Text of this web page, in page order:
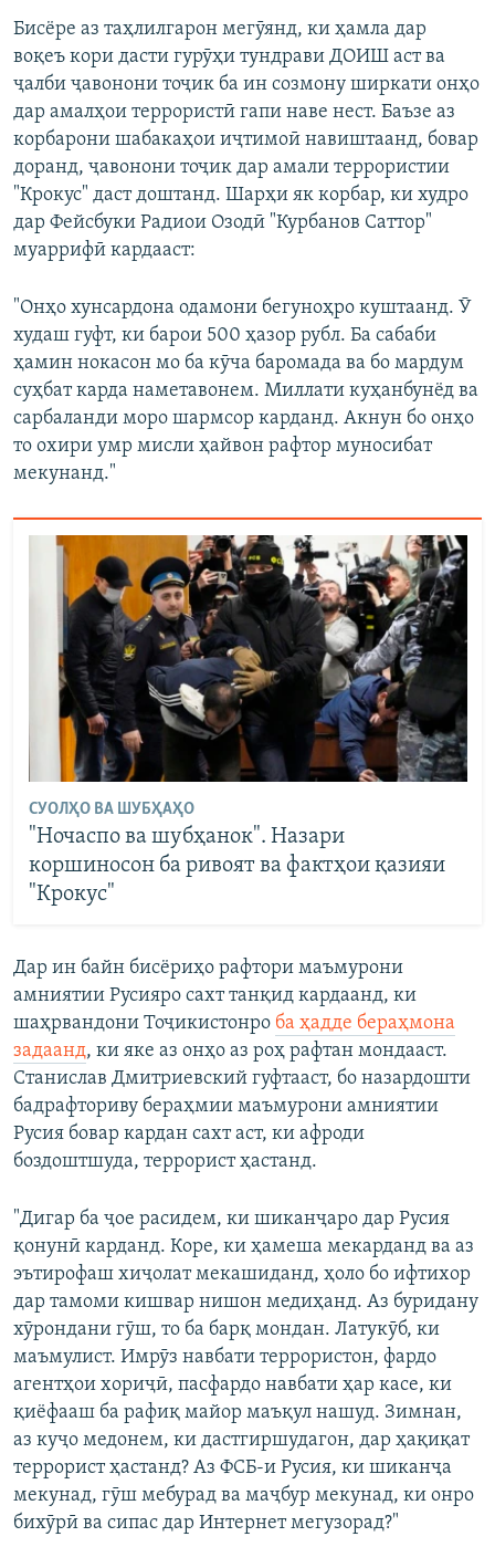
Бисёре аз таҳлилгарон мегӯянд, ки ҳамла дар
воқеъ кори дасти гурӯҳи тундрави ДОИШ аст ва
ҷалби ҷавонони тоҷик ба ин созмону ширкати онҳо
дар амалҳои террористӣ гапи наве нест. Баъзе аз
корбарони шабакаҳои иҷтимоӣ навиштаанд, бовар
доранд, ҷавонони тоҷик дар амали террористии
"Крокус" даст доштанд. Шарҳи як корбар, ки худро
дар Фейсбуки Радиои Озодӣ "Курбанов Саттор"
муаррифӣ кардааст:
"Онҳо хунсардона одамони бегуноҳро куштаанд. Ӯ
худаш гуфт, ки барои 500 ҳазор рубл. Ба сабаби
ҳамин нокасон мо ба кӯча баромада ва бо мардум
суҳбат карда наметавонем. Миллати куҳанбунёд ва
сарбаланди моро шармсор карданд. Акнун бо онҳо
то охири умр мисли ҳайвон рафтор муносибат
мекунанд."
СУОЛҲО ВА ШУБҲАҲО
"Ночаспо ва шубҳанок". Назари
коршиносон ба ривоят ва фактҳои қазияи
"Крокус"
Дар ин байн бисёриҳо рафтори маъмурони
амниятии Русияро сахт танқид кардаанд, ки
шаҳрвандони Тоҷикистонро ба ҳадде бераҳмона
задаанд, ки яке аз онҳо аз роҳ рафтан мондааст.
Станислав Дмитриевский гуфтааст, бо назардошти
бадрафториву бераҳмии маъмурони амниятии
Русия бовар кардан сахт аст, ки афроди
боздоштшуда, террорист ҳастанд.
"Дигар ба ҷое расидем, ки шиканҷаро дар Русия
қонунӣ карданд. Коре, ки ҳамеша мекарданд ва аз
эътирофаш хиҷолат мекашиданд, ҳоло бо ифтихор
дар тамоми кишвар нишон медиҳанд. Аз буридану
хӯрондани гӯш, то ба барқ мондан. Латукӯб, ки
маъмулист. Имрӯз навбати террористон, фардо
агентҳои хориҷӣ, пасфардо навбати ҳар касе, ки
қиёфааш ба рафиқ майор маъқул нашуд. Зимнан,
аз куҷо медонем, ки дастгиршудагон, дар ҳақиқат
террорист ҳастанд? Аз ФСБ-и Русия, ки шиканҷа
мекунад, гӯш мебурад ва маҷбур мекунад, ки онро
бихӯрӣ ва сипас дар Интернет мегузорад?"